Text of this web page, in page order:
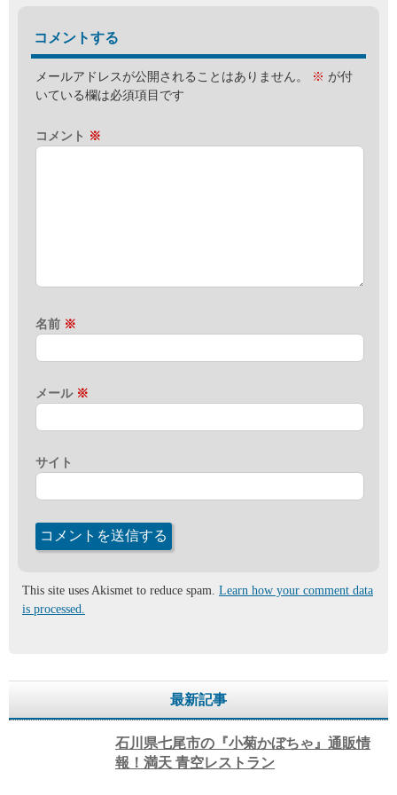
コメントする
メールアドレスが公開されることはありません。 ※ が付
いている欄は必須項目です
コメント ※
名前 ※
メール ※
サイト
This site uses Akismet to reduce spam. Learn how your comment data
is processed.
最新記事
石川県七尾市の『小菊かぼちゃ』通販情
報！満天 青空レストラン